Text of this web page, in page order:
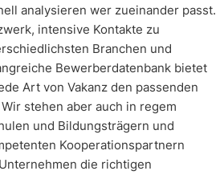
analysieren wer zueinander passt.
intensive Kontakte zu
Branchen und
Bewerberdatenbank bietet
Art von Vakanz den passenden
stehen aber auch in regem
und Bildungsträgern und
Kooperationspartnern
die richtigen